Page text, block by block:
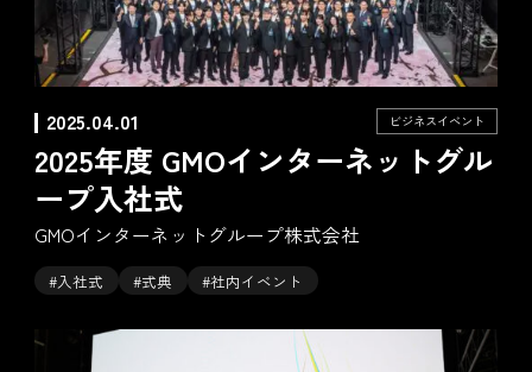
2025.04.01 ビジネスイベント
2025年度 GMOインターネットグル
ープ入社式
GMOインターネットグループ株式会社
#入社式 #式典 #社内イベント